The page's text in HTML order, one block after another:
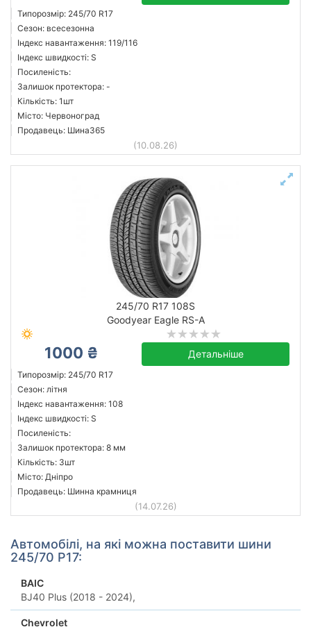
Типорозмір: 245/70 R17
Сезон: всесезонна
Індекс навантаження: 119/116
Індекс швидкості: S
Посиленість:
Залишок протектора: -
Кількість: 1шт
Місто: Червоноград
Продавець: Шина365
(10.08.26)
245/70 R17 108S
Goodyear Eagle RS-A
1000 ₴ Детальніше
Типорозмір: 245/70 R17
Сезон: літня
Індекс навантаження: 108
Індекс швидкості: S
Посиленість:
Залишок протектора: 8 мм
Кількість: 3шт
Місто: Дніпро
Продавець: Шинна крамниця
(14.07.26)
Автомобілі, на які можна поставити шини
245/70 Р17:
BAIC
BJ40 Plus (2018 - 2024),
Chevrolet